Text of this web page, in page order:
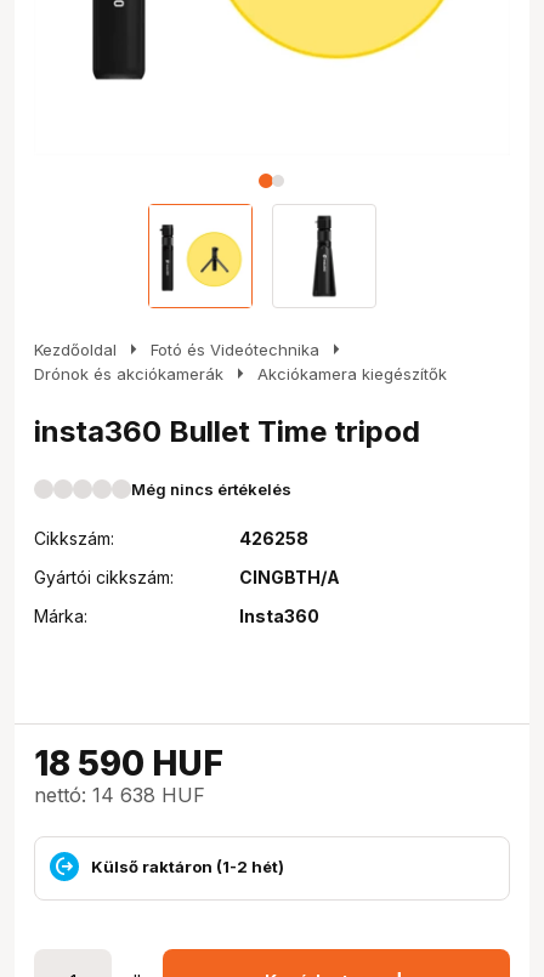
Kezdőoldal arrow_right Fotó és Videótechnika arrow_right
Drónok és akciókamerák arrow_right Akciókamera kiegészítők
insta360 Bullet Time tripod
Még nincs értékelés
Cikkszám:
426258
Gyártói cikkszám:
CINGBTH/A
Márka:
Insta360
18 590 HUF
nettó: 14 638 HUF
Külső raktáron (1-2 hét)